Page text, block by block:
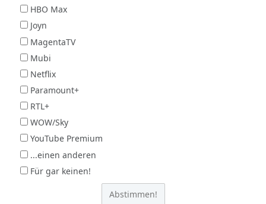
HBO Max
Joyn
MagentaTV
Mubi
Netflix
Paramount+
RTL+
WOW/Sky
YouTube Premium
...einen anderen
Für gar keinen!